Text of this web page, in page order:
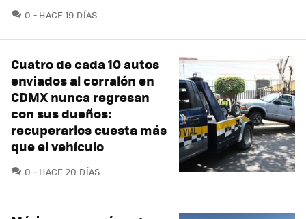
0 COMENTARIOS
HACE 19 DÍAS
Cuatro de cada 10 autos
enviados al corralón en
CDMX nunca regresan
con sus dueños:
recuperarlos cuesta más
que el vehículo
0 COMENTARIOS
HACE 20 DÍAS